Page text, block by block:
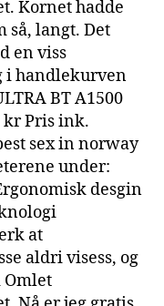
Kornet hadde
så, langt. Det
en viss
i handlekurven
BT A1500
kr Pris ink.
sex in norway
under:
desgin
at
aldri visess, og
Omlet